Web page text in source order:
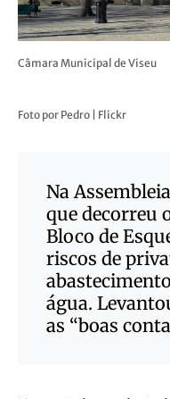
Câmara Municipal de Viseu
Foto por Pedro | Flickr
Na
que decorreu
Bloco de
riscos de
água.
as “boas